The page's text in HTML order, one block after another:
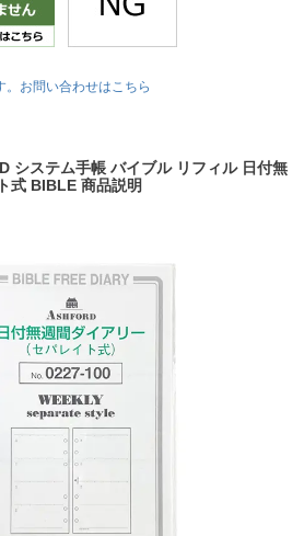
。お問い合わせはこちら
システム手帳 バイブル リフィル 日付無
式 BIBLE 商品説明